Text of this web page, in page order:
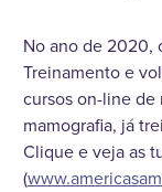
No ano de 2020,
Treinamento e
cursos on-line
mamografia, já
Clique e veja as
(